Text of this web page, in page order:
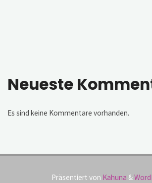
Neueste
Es sind keine Kommentare vorhanden.
Präsentiert von Kahuna &